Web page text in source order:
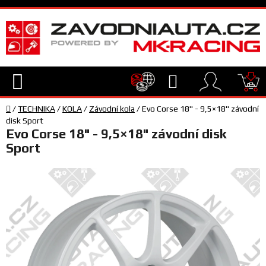
Přejít
na
obsah
Hledat
TECHNIKA
VYBAVENÍ
TÝM
A
SERVIS
Domů
/TECHNIKA/KOLA/ Závodní kola /Evo Corse 18" - 9,5×18" závodní
disk Sport
Evo Corse 18" - 9,5×18" závodní disk
Sport